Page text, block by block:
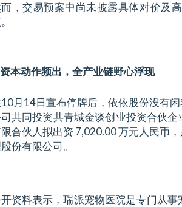
，交易预案中尚未披露具体对价及
资本动作频出，全产业链野心浮现
月14日宣布停牌后，依依股份没有
共同投资共青城金谈创业投资合伙
合伙人拟出资 7,020.00 万元人民币
份有限公司。
资料表示，瑞派宠物医院是专门从